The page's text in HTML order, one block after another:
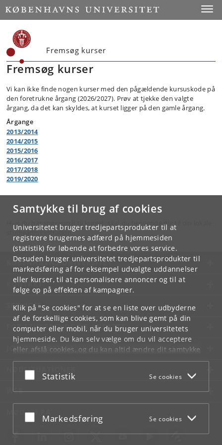
Samtykke til brug af cookies
Universitetet bruger tredjepartsprodukter til at
registrere brugernes adfærd på hjemmesiden
(statistik) for løbende at forbedre vores service.
Desuden bruger universitetet tredjepartsprodukter til
markedsføring af for eksempel udvalgte uddannelser
eller kurser, til at personalisere annoncer og til at
følge op på effekten af kampagner.
Klik på "Se cookies" for at se en liste over udbyderne
af de forskellige cookies, som kan blive gemt på din
computer eller mobil, når du bruger universitetets
hjemmeside. Du kan selv vælge om du vil acceptere
eller afslå cookies, og du kan altid ændre dit samtykke
underCookie- og privatlivspolitiksom du finder i
bunden af hver side.
Acceptér eller afslå
Statistik Se cookies
Acceptér eller afslå
Markedsføring Se cookies
Fremsøg kurser
Fremsøg kurser
Vi kan ikke finde nogen kurser med den pågældende kursuskode på
den foretrukne årgang (2026/2027). Prøv at tjekke den valgte
årgang, da det kan skyldes, at kurset ligger på den gamle årgang.
Årgange
2013/2014
2014/2015
2015/2016
2016/2017
2017/2018
2019/2020
Hvis du har spørgsmål til kurset, skal du henvende dig til din lokale
studieadministration.
KØBENHAVNS UNIVERSITET
KONTAKT
SERVICES
FOR STUDERENDE OG ANSATTE
JOB OG KARRIERE
NØDSITUATIONER
WEB
MØD KU PÅ